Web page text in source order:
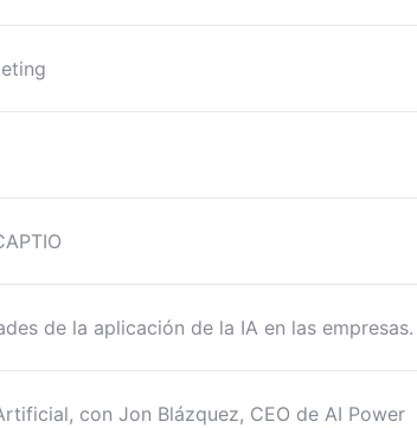
de la aplicación de la IA en las empresas.
con Jon Blázquez, CEO de AI Power